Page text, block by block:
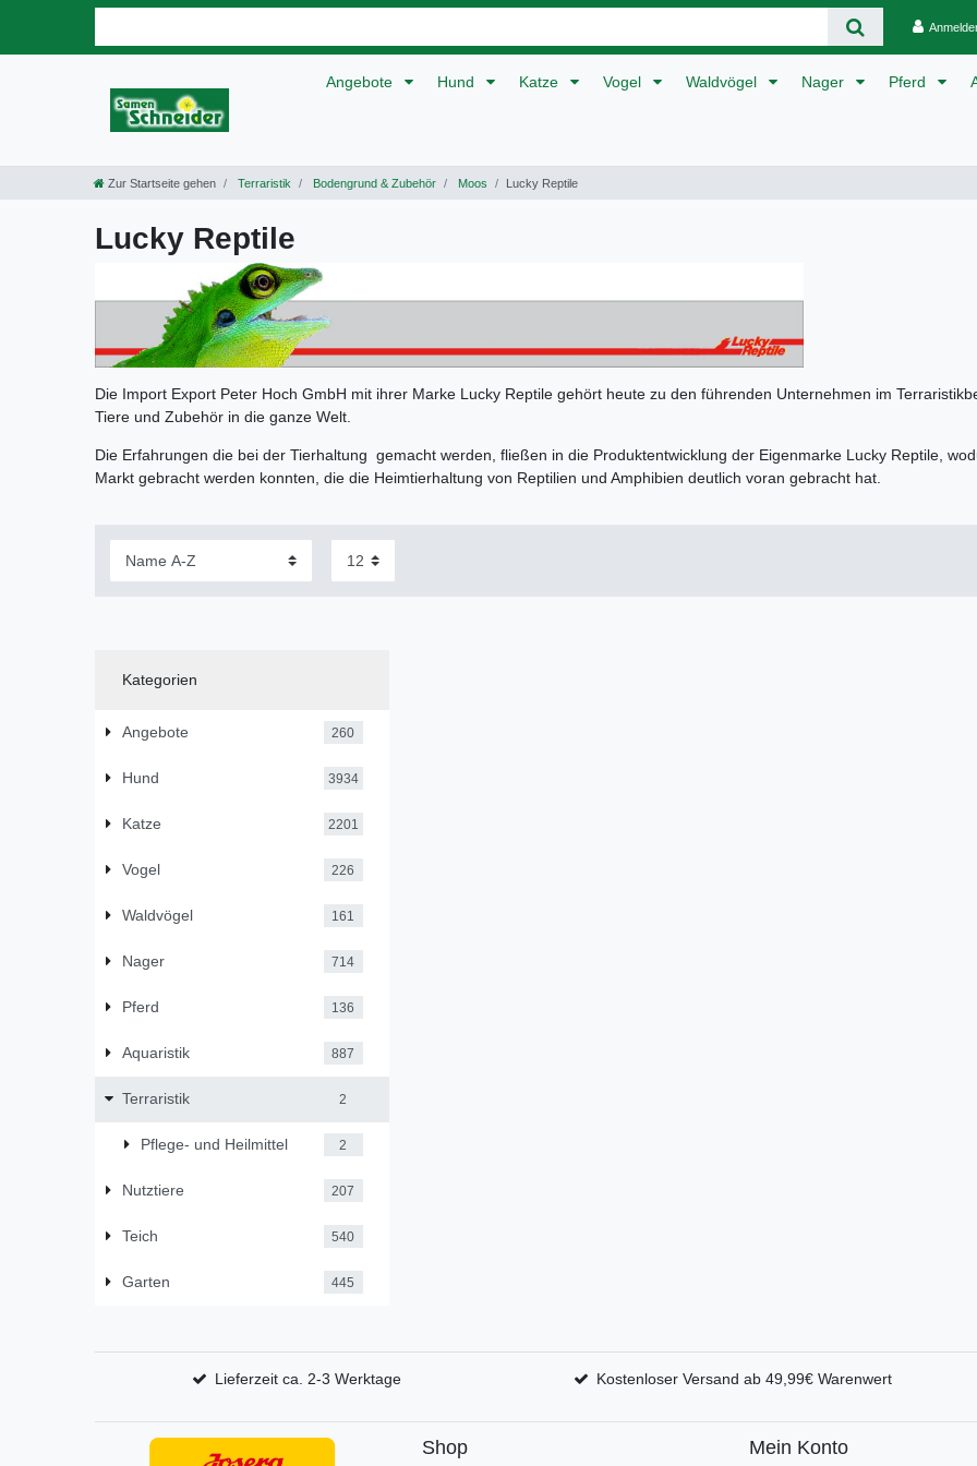
Angebote Hund Katze Vogel Waldvögel Nager Pferd
Zur Startseite gehen Terraristik Bodengrund & Zubehör Moos Lucky Reptile
Lucky Reptile
Die Import Export Peter Hoch GmbH mit ihrer Marke Lucky Reptile gehört heute zu den führenden Unternehmen im
Tiere und Zubehör in die ganze Welt.
Die Erfahrungen die bei der Tierhaltung gemacht werden, fließen in die Produktentwicklung der Eigenmarke Lucky Reptile,
Markt gebracht werden konnten, die die Heimtierhaltung von Reptilien und Amphibien deutlich voran gebracht hat.
Kategorien
Angebote 260
Hund 3934
Katze 2201
Vogel 226
Waldvögel 161
Nager 714
Pferd 136
Aquaristik 887
Terraristik 2
Pflege- und Heilmittel 2
Nutztiere 207
Teich 540
Garten 445
Lieferzeit ca. 2-3 Werktage Kostenloser Versand ab 49,99€ Warenwert
Shop Mein Konto